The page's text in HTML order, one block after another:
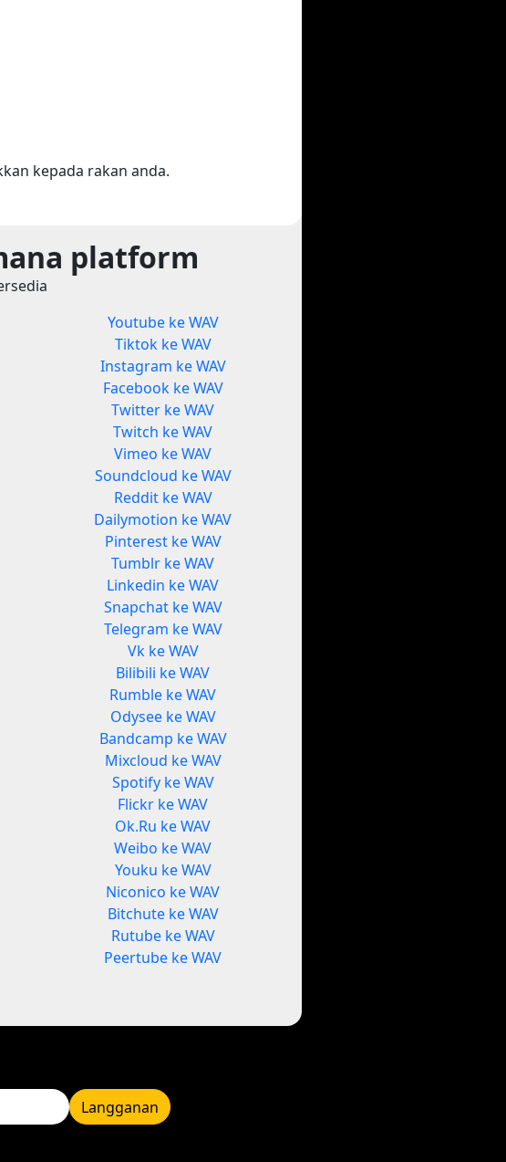
kepada rakan anda.
platform
Youtube ke WAV
Tiktok ke WAV
Instagram ke WAV
Facebook ke WAV
Twitter ke WAV
Twitch ke WAV
Vimeo ke WAV
Soundcloud ke WAV
Reddit ke WAV
Dailymotion ke WAV
Pinterest ke WAV
Tumblr ke WAV
Linkedin ke WAV
Snapchat ke WAV
Telegram ke WAV
Vk ke WAV
Bilibili ke WAV
Rumble ke WAV
Odysee ke WAV
Bandcamp ke WAV
Mixcloud ke WAV
Spotify ke WAV
Flickr ke WAV
Ok.Ru ke WAV
Weibo ke WAV
Youku ke WAV
Niconico ke WAV
Bitchute ke WAV
Rutube ke WAV
Peertube ke WAV
Langganan